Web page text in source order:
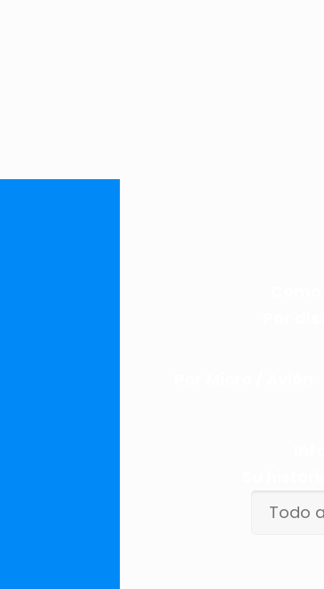
Todo